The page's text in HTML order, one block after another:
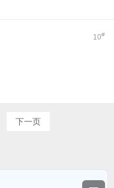
10#
下一页